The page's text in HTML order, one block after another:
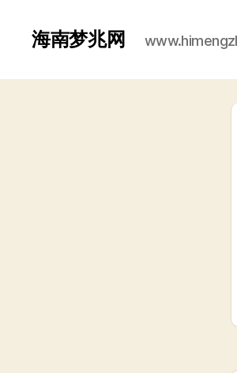
海南梦兆网